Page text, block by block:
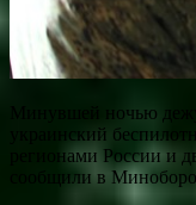
Минувшей ночью
украинский
регионами России и
сообщили в